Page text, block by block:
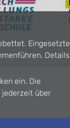
Eingesetzte
Details
ein. Die
über